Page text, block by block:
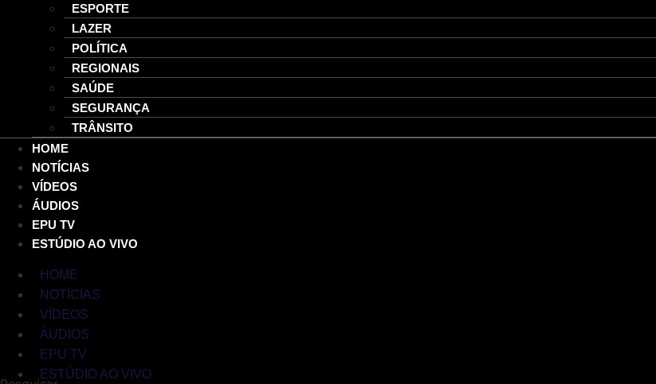
ESPORTE
LAZER
POLÍTICA
REGIONAIS
SAÚDE
SEGURANÇA
TRÂNSITO
HOME
NOTÍCIAS
VÍDEOS
ÁUDIOS
EPU TV
ESTÚDIO AO VIVO
HOME
NOTÍCIAS
VÍDEOS
ÁUDIOS
EPU TV
ESTÚDIO AO VIVO